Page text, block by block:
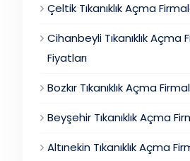
Çeltik Tıkanıklık Açma
Cihanbeyli Tıkanıklık Açma
Fiyatları
Bozkır Tıkanıklık Açma
Beyşehir Tıkanıklık Açma
Altınekin Tıkanıklık Açma